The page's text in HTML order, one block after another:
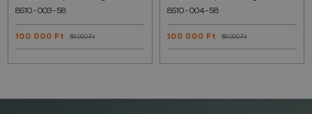
8510 - 003 - 58
100 000 Ft 118 000 Ft
8510 - 004 - 58
100 000 Ft 118 000 Ft